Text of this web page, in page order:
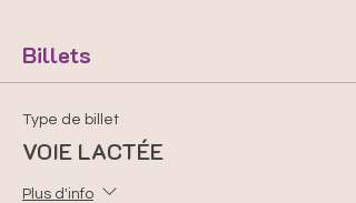
Billets
Type de billet
VOIE LACTÉE
Plus d'info